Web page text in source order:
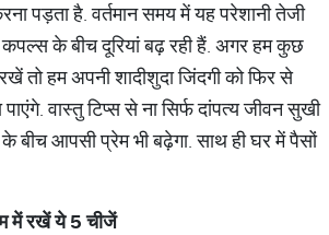
पड़ता है. वर्तमान समय में यह परेशानी तेजी
के बीच दूरियां बढ़ रही हैं. अगर हम कुछ
तो हम अपनी शादीशुदा जिंदगी को फिर से
वास्तु टिप्स से ना सिर्फ दांपत्य जीवन सुखी
के बीच आपसी प्रेम भी बढ़ेगा. साथ ही घर में पैसों
में रखें ये 5 चीजें